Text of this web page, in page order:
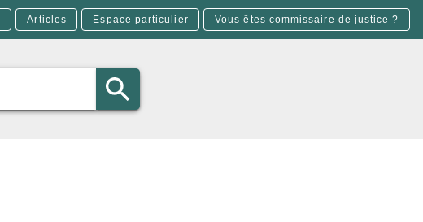
Articles Espace particulier Vous êtes commissaire de justice ?